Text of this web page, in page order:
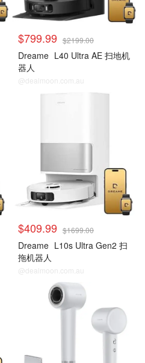
$799.99 $2199.00
Dreame L40 Ultra AE 扫地机
器人
@dealmoon.com.au
$409.99 $1699.00
Dreame L10s Ultra Gen2 扫
拖机器人
@dealmoon.com.au